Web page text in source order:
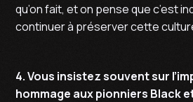
qu’on fait, et on pense que c’est
continuer à préserver cette
4. Vous insistez souvent sur
hommage aux pionniers Black